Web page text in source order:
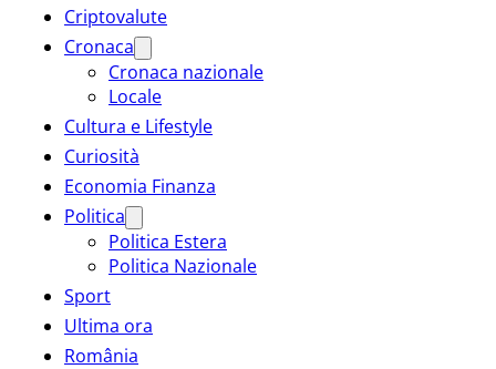
Criptovalute
Cronaca
Cronaca nazionale
Locale
Cultura e Lifestyle
Curiosità
Economia Finanza
Politica
Politica Estera
Politica Nazionale
Sport
Ultima ora
România